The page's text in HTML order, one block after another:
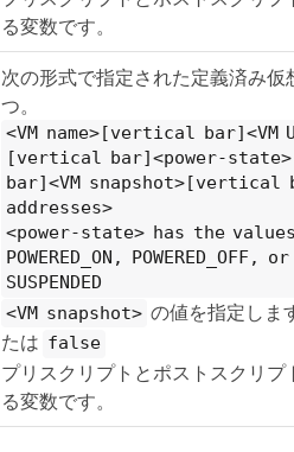
る変数です。
次の形式で指定された定義済み仮
つ。
<VM name>[vertical bar]<VM
[vertical bar]<power-
bar]<VM snapshot>[vertical
addresses>
<power-state> has the values
POWERED_ON, POWERED_OFF, or
SUSPENDED
<VM snapshot> の値を指定しま
たは false
プリスクリプトとポストスクリプ
る変数です。